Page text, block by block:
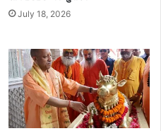
July 18, 2026